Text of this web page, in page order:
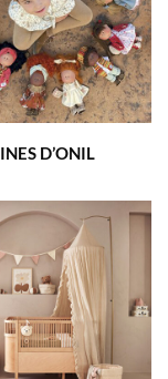
D’ONIL